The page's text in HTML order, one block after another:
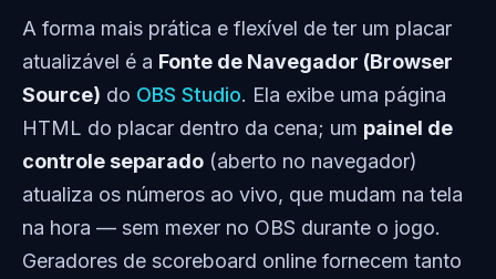
A forma mais prática e flexível de ter um placar
atualizável é a Fonte de Navegador (Browser
Source) do OBS Studio. Ela exibe uma página
HTML do placar dentro da cena; um painel de
controle separado (aberto no navegador)
atualiza os números ao vivo, que mudam na tela
na hora — sem mexer no OBS durante o jogo.
Geradores de scoreboard online fornecem tanto